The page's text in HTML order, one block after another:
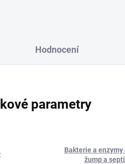
Hodnocení
parametry
Bakterie a enzymy
žump a